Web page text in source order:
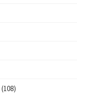
(108)